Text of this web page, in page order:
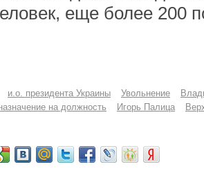
еще более 200
и.о. президента Украины Увольнение
на должность Игорь Палица